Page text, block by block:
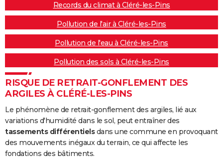
Records du climat à Cléré-les-Pins
Pollution de l'air à Cléré-les-Pins
Pollution de l'eau à Cléré-les-Pins
Pollution des sols à Cléré-les-Pins
RISQUE DE RETRAIT-GONFLEMENT DES
ARGILES À CLÉRÉ-LES-PINS
Le phénomène de retrait-gonflement des argiles, lié aux
variations d'humidité dans le sol, peut entraîner des
tassements différentielsdans une commune en provoquant
des mouvements inégaux du terrain, ce qui affecte les
fondations des bâtiments.